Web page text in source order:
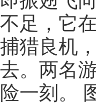
不足，它
捕猎良机
去。两名
险一刻。